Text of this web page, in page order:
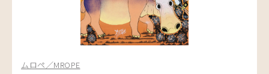
ムロペ／MROPE